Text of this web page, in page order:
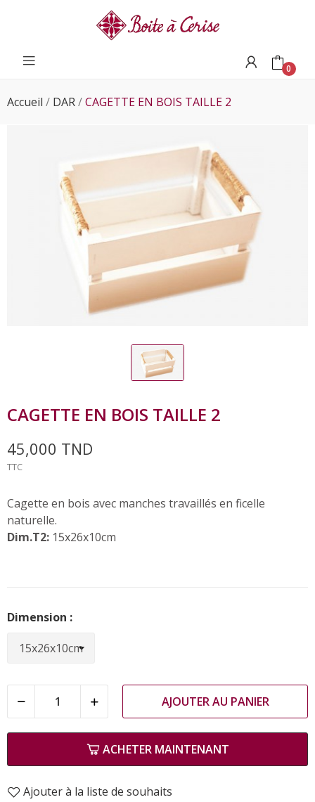
0
Accueil DAR CAGETTE EN BOIS TAILLE 2
CAGETTE EN BOIS TAILLE 2
45,000 TND
TTC
Cagette en bois avec manches travaillés en ficelle
naturelle.
Dim.T2: 15x26x10cm
Dimension :
AJOUTER AU PANIER
ACHETER MAINTENANT
Ajouter à la liste de souhaits